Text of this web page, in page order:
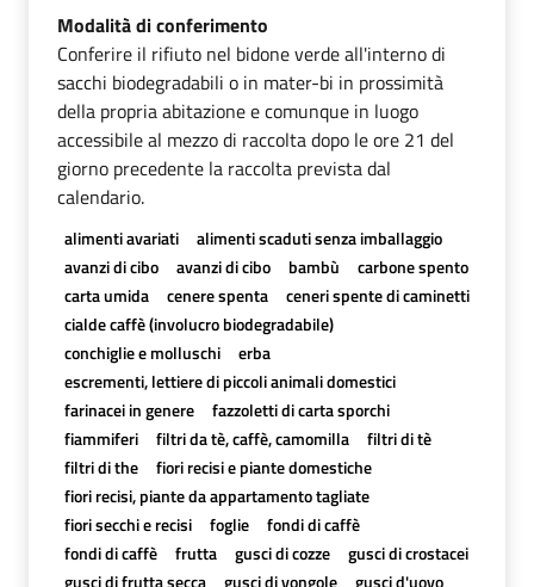
Modalità di conferimento
Conferire il rifiuto nel bidone verde all'interno di
sacchi biodegradabili o in mater-bi in prossimità
della propria abitazione e comunque in luogo
accessibile al mezzo di raccolta dopo le ore 21 del
giorno precedente la raccolta prevista dal
calendario.
alimenti avariati
alimenti scaduti senza imballaggio
avanzi di cibo
avanzi di cibo bambù
carbone spento
carta umida
cenere spenta
ceneri spente di caminetti
cialde caffè (involucro biodegradabile)
conchiglie e molluschi
erba
escrementi, lettiere di piccoli animali domestici
farinacei in genere
fazzoletti di carta sporchi
fiammiferi
filtri da tè, caffè, camomilla
filtri di tè
filtri di the
fiori recisi e piante domestiche
fiori recisi, piante da appartamento tagliate
fiori secchi e recisi
foglie
fondi di caffè
fondi di caffè
frutta gusci di cozze
gusci di crostacei
gusci di frutta secca
gusci di vongole
gusci d'uovo